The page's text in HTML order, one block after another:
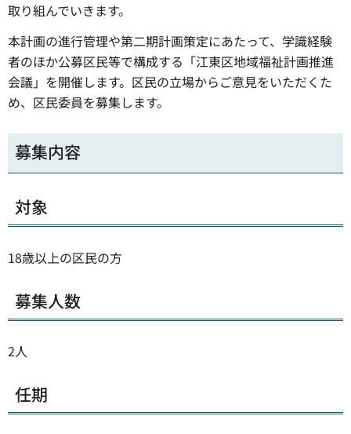
取り組んでいきます。
本計画の進行管理や第二期計画策定にあたって、学識経験
者のほか公募区民等で構成する「江東区地域福祉計画推進
会議」を開催します。区民の立場からご意見をいただくた
め、区民委員を募集します。
募集内容
対象
18歳以上の区民の方
募集人数
2人
任期